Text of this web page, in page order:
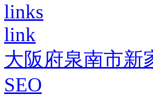
links
link
大阪府泉南市新
SEO